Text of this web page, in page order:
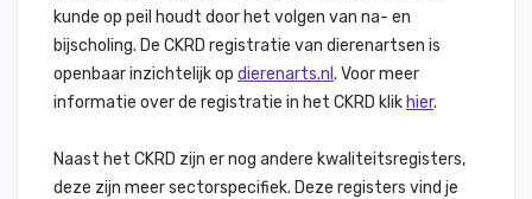
kunde op peil houdt door het volgen van na- en
bijscholing. De CKRD registratie van dierenartsen is
openbaar inzichtelijk op dierenarts.nl . Voor meer
informatie over de registratie in het CKRD klik hier.
Naast het CKRD zijn er nog andere kwaliteitsregisters,
deze zijn meer sectorspecifiek. Deze registers vind je